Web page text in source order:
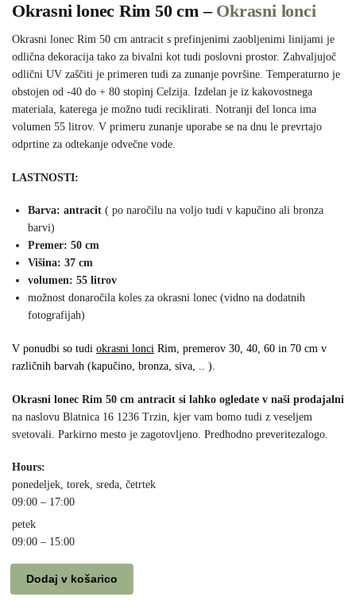
Okrasni lonec Rim 50 cm – Okrasni lonci
Okrasni lonec Rim 50 cm antracit s prefinjenimi zaobljenimi linijami je
odlična dekoracija tako za bivalni kot tudi poslovni prostor. Zahvaljujoč
odlični UV zaščiti je primeren tudi za zunanje površine. Temperaturno je
obstojen od -40 do + 80 stopinj Celzija. Izdelan je iz kakovostnega
materiala, katerega je možno tudi reciklirati. Notranji del lonca ima
volumen 55 litrov. V primeru zunanje uporabe se na dnu le prevrtajo
odprtine za odtekanje odvečne vode.
LASTNOSTI:
Barva: antracit ( po naročilu na voljo tudi v kapučino ali bronza
barvi)
Premer: 50 cm
Višina: 37 cm
volumen: 55 litrov
možnost donaročila koles za okrasni lonec (vidno na dodatnih
fotografijah)
V ponudbi so tudi okrasni lonci Rim, premerov 30, 40, 60 in 70 cm v
različnih barvah (kapučino, bronza, siva, .. ).
Okrasni lonec Rim 50 cm antracit si lahko ogledate v naši prodajalni
na naslovu Blatnica 16 1236 Trzin, kjer vam bomo tudi z veseljem
svetovali. Parkirno mesto je zagotovljeno. Predhodno preveritezalogo.
Hours:
ponedeljek, torek, sreda, četrtek
09:00 – 17:00
petek
09:00 – 15:00
Dodaj v košarico